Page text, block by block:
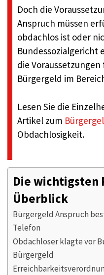
Doch die
Anspruch müssen
obdachlos ist oder
Bundessozialgericht
die
Bürgergeld im
Lesen Sie die
Artikel zum
Obdachlosigkeit.
Die wichtigsten
Überblick
Bürgergeld Anspruch
Telefon
Obdachloser klagte vor
Bürgergeld